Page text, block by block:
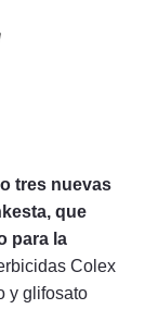
tres nuevas
que
para la
Colex
y glifosato